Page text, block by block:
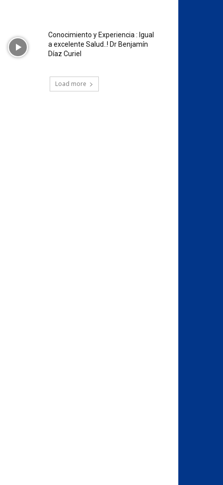
Conocimiento y Experiencia : Igual
a excelente Salud..! Dr Benjamín
Díaz Curiel
Load more